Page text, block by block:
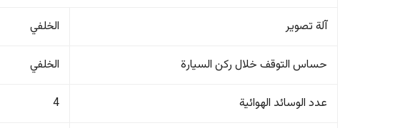
آلة تصوير الخلفي
حساس التوقف خلال ركن السيارة الخلفي
عدد الوسائد الهوائية 4